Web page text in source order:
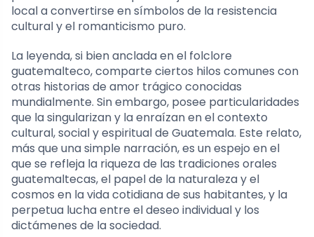
local a convertirse en símbolos de la resistencia
cultural y el romanticismo puro.
La leyenda, si bien anclada en el folclore
guatemalteco, comparte ciertos hilos comunes con
otras historias de amor trágico conocidas
mundialmente. Sin embargo, posee particularidades
que la singularizan y la enraízan en el contexto
cultural, social y espiritual de Guatemala. Este relato,
más que una simple narración, es un espejo en el
que se refleja la riqueza de las tradiciones orales
guatemaltecas, el papel de la naturaleza y el
cosmos en la vida cotidiana de sus habitantes, y la
perpetua lucha entre el deseo individual y los
dictámenes de la sociedad.